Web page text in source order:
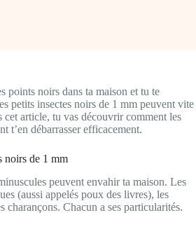
points noirs dans ta maison et tu te
petits insectes noirs de 1 mm peuvent vite
cet article, tu vas découvrir comment les
t’en débarrasser efficacement.
noirs de 1 mm
peuvent envahir ta maison. Les
(aussi appelés poux des livres), les
charançons. Chacun a ses particularités.